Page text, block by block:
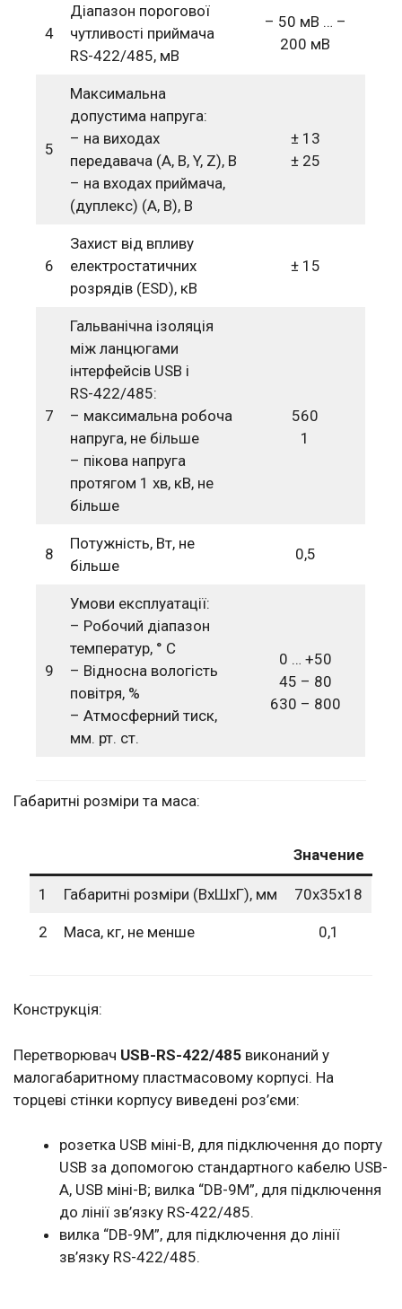
4
Діапазон порогової
чутливості приймача
RS-422/485, мВ
– 50 мВ … –
200 мВ
5
Максимальна
допустима напруга:
– на виходах
передавача (A, B, Y, Z), B
– на входах приймача,
(дуплекс) (А, В), В
± 13
± 25
6
Захист від впливу
електростатичних
розрядів (ESD), кВ
± 15
7
Гальванічна ізоляція
між ланцюгами
інтерфейсів USB і
RS-422/485:
– максимальна робоча
напруга, не більше
– пікова напруга
протягом 1 хв, кВ, не
більше
560
1
8
Потужність, Вт, не
більше
0,5
9
Умови експлуатації:
– Робочий діапазон
температур, ° С
– Відносна вологість
повітря, %
– Атмосферний тиск,
мм. рт. ст.
0 … +50
45 – 80
630 – 800
Габаритні розміри та маса:
Значение
1 Габаритні розміри (ВхШхГ), мм 70х35х18
2 Маса, кг, не менше 0,1
Конструкція:
Перетворювач USB-RS-422/485 виконаний у
малогабаритному пластмасовому корпусі. На
торцеві стінки корпусу виведені роз’єми:
розетка USB міні-В, для підключення до порту
USB за допомогою стандартного кабелю USB-
А, USB міні-В; вилка “DB-9M”, для підключення
до лінії зв’язку RS-422/485.
вилка “DB-9M”, для підключення до лінії
зв’язку RS-422/485.